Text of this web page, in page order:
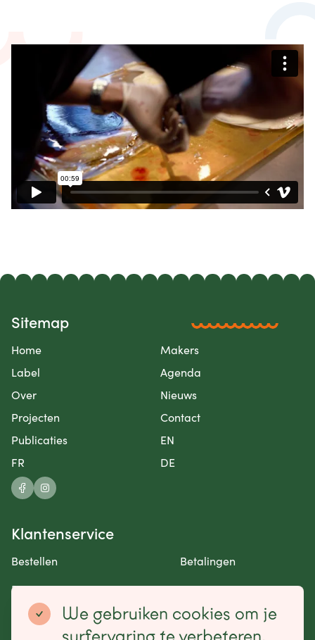
Sitemap
Home
Makers
Label
Agenda
Over
Nieuws
Projecten
Contact
Publicaties
EN
FR
DE
Klantenservice
Bestellen
Betalingen
Retourneren en garantie
Contact opnemen
Betaalmogelijkheden
We gebruiken cookies om je